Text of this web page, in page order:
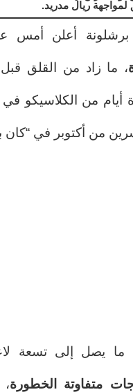
لمواجهة ريال مدريد.
برشلونة أعلن أمس
، ما زاد من القلق
أيام من الكلاسيكو
من أكتوبر في “كان
ما يصل إلى تسعة
متفاوتة الخطورة